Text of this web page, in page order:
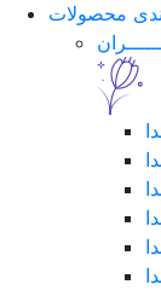
محصولات